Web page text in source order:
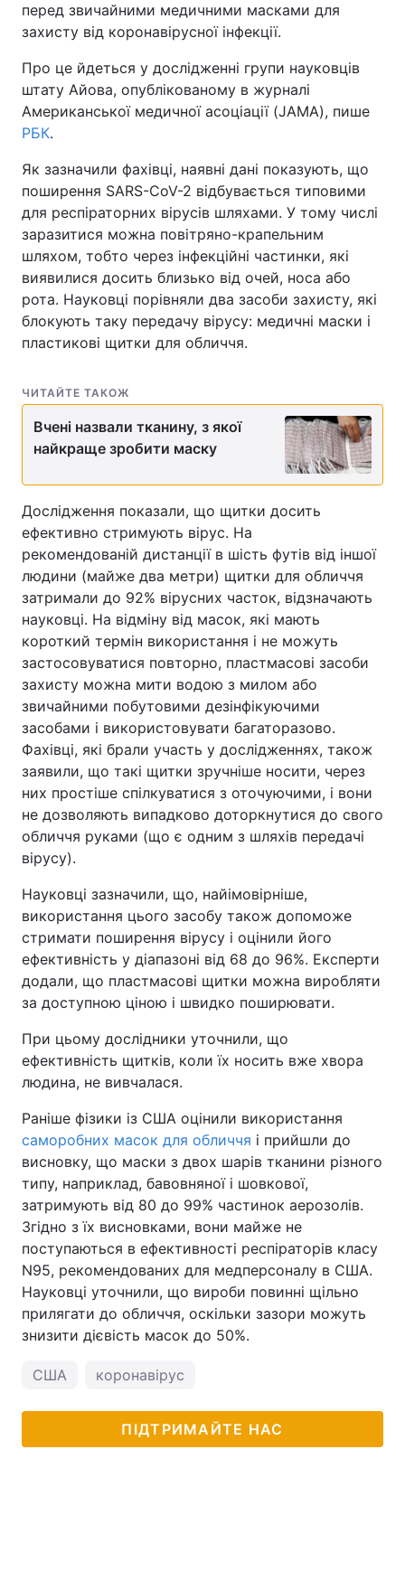
перед звичайними медичними масками для
захисту від коронавірусної інфекції.
Про це йдеться у дослідженні групи науковців
штату Айова, опублікованому в журналі
Американської медичної асоціації (JAMA), пише
РБК.
Як зазначили фахівці, наявні дані показують, що
поширення SARS-CoV-2 відбувається типовими
для респіраторних вірусів шляхами. У тому числі
заразитися можна повітряно-крапельним
шляхом, тобто через інфекційні частинки, які
виявилися досить близько від очей, носа або
рота. Науковці порівняли два засоби захисту, які
блокують таку передачу вірусу: медичні маски і
пластикові щитки для обличчя.
ЧИТАЙТЕ ТАКОЖ
Вчені назвали тканину, з якої
найкраще зробити маску
Дослідження показали, що щитки досить
ефективно стримують вірус. На
рекомендованій дистанції в шість футів від іншої
людини (майже два метри) щитки для обличчя
затримали до 92% вірусних часток, відзначають
науковці. На відміну від масок, які мають
короткий термін використання і не можуть
застосовуватися повторно, пластмасові засоби
захисту можна мити водою з милом або
звичайними побутовими дезінфікуючими
засобами і використовувати багаторазово.
Фахівці, які брали участь у дослідженнях, також
заявили, що такі щитки зручніше носити, через
них простіше спілкуватися з оточуючими, і вони
не дозволяють випадково доторкнутися до свого
обличчя руками (що є одним з шляхів передачі
вірусу).
Науковці зазначили, що, найімовірніше,
використання цього засобу також допоможе
стримати поширення вірусу і оцінили його
ефективність у діапазоні від 68 до 96%. Експерти
додали, що пластмасові щитки можна виробляти
за доступною ціною і швидко поширювати.
При цьому дослідники уточнили, що
ефективність щитків, коли їх носить вже хвора
людина, не вивчалася.
Раніше фізики із США оцінили використання
саморобних масок для обличчя і прийшли до
висновку, що маски з двох шарів тканини різного
типу, наприклад, бавовняної і шовкової,
затримують від 80 до 99% частинок аерозолів.
Згідно з їх висновками, вони майже не
поступаються в ефективності респіраторів класу
N95, рекомендованих для медперсоналу в США.
Науковці уточнили, що вироби повинні щільно
прилягати до обличчя, оскільки зазори можуть
знизити дієвість масок до 50%.
США коронавірус
ПІДТРИМАЙТЕ НАС